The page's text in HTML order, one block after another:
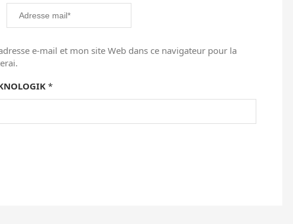
e-mail et mon site Web dans ce navigateur pour la
*